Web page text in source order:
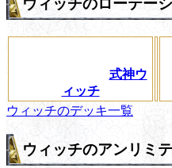
ウィッチのローテー
式神ウ
ィッチ
ウィッチのデッキ一覧
ウィッチのアンリミ